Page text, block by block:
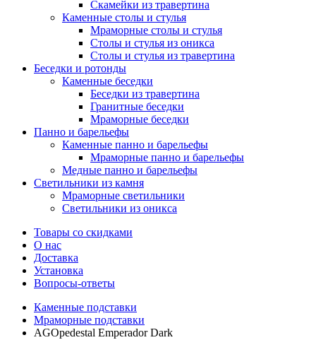
Скамейки из травертина
Каменные столы и стулья
Мраморные столы и стулья
Столы и стулья из оникса
Столы и стулья из травертина
Беседки и ротонды
Каменные беседки
Беседки из травертина
Гранитные беседки
Мраморные беседки
Панно и барельефы
Каменные панно и барельефы
Мраморные панно и барельефы
Медные панно и барельефы
Светильники из камня
Мраморные светильники
Светильники из оникса
Товары со скидками
О нас
Доставка
Установка
Вопросы-ответы
Каменные подставки
Мраморные подставки
AGOpedestal Emperador Dark